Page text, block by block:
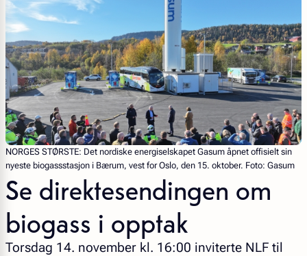
NORGES STØRSTE: Det nordiske energiselskapet Gasum åpnet offisielt sin
nyeste biogassstasjon i Bærum, vest for Oslo, den 15. oktober. Foto: Gasum
Se direktesendingen om
biogass i opptak
Torsdag 14. november kl. 16:00 inviterte NLF til